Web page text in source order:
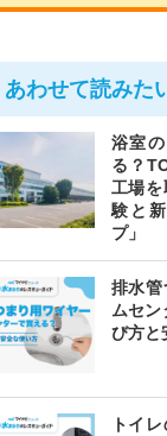
あわせて読みた
浴室
る？
工場
験と
プ」
排水
ムセ
び方と
トイ